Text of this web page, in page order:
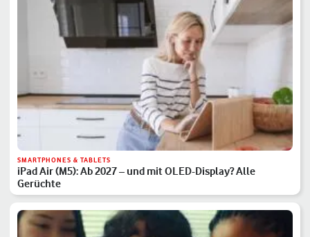
SMARTPHONES & TABLETS
iPad Air (M5): Ab 2027 – und mit OLED-Display? Alle
Gerüchte